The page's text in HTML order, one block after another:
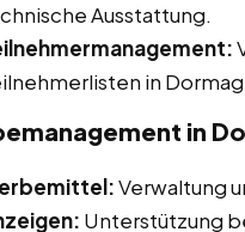
Ausstattung.
in
in
Verwaltung
Unterstützung